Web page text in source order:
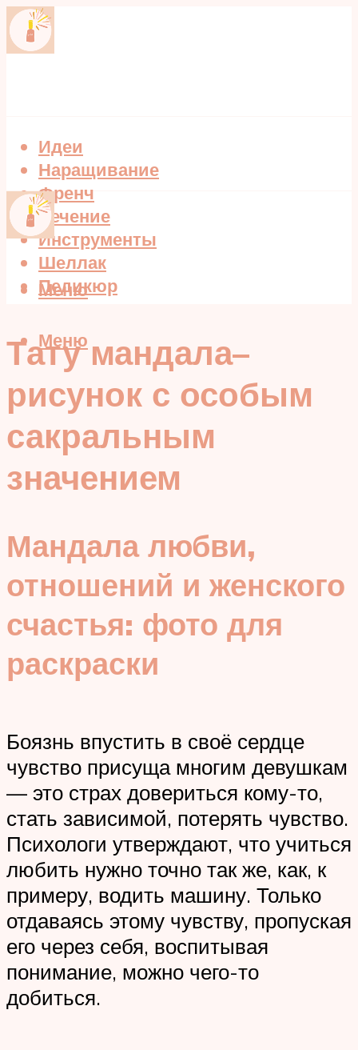
Идеи
Наращивание
Френч
Лечение
Инструменты
Шеллак
Педикюр
Меню
Меню
Тату мандала–
рисунок с особым
сакральным
значением
Мандала любви,
отношений и женского
счастья: фото для
раскраски
Боязнь впустить в своё сердце
чувство присуща многим девушкам
— это страх довериться кому-то,
стать зависимой, потерять чувство.
Психологи утверждают, что учиться
любить нужно точно так же, как, к
примеру, водить машину. Только
отдаваясь этому чувству, пропуская
его через себя, воспитывая
понимание, можно чего-то
добиться.